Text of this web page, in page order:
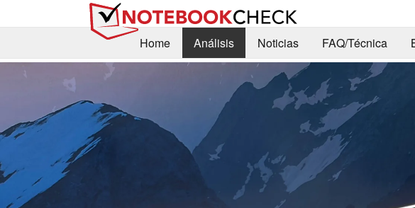
Home
Análisis Noticias FAQ/Técnica